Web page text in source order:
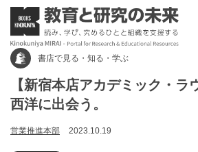
書店で見る・知る・学ぶ
【新宿本店アカデミック・ラ
西洋に出会う。
営業推進本部 2023.10.19